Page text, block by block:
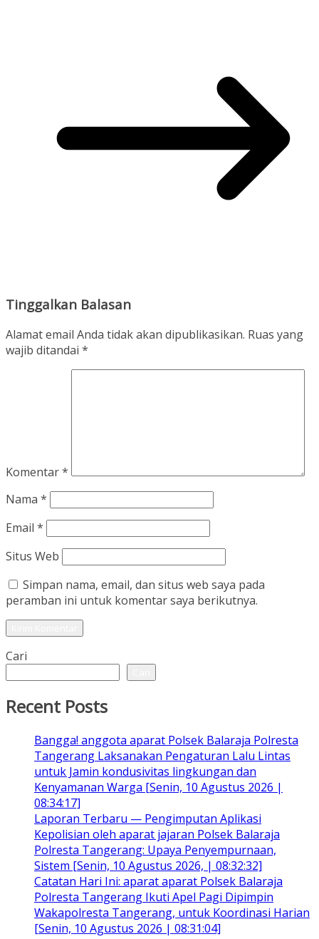
Tinggalkan Balasan
Alamat email Anda tidak akan dipublikasikan. Ruas yang
wajib ditandai *
Komentar*
Nama *
Email *
Situs Web
Simpan nama, email, dan situs web saya pada
peramban ini untuk komentar saya berikutnya.
Cari
Recent Posts
Bangga! anggota aparat Polsek Balaraja Polresta
Tangerang Laksanakan Pengaturan Lalu Lintas
untuk Jamin kondusivitas lingkungan dan
Kenyamanan Warga [Senin, 10 Agustus 2026 |
08:34:17]
Laporan Terbaru — Pengimputan Aplikasi
Kepolisian oleh aparat jajaran Polsek Balaraja
Polresta Tangerang: Upaya Penyempurnaan,
Sistem [Senin, 10 Agustus 2026, | 08:32:32]
Catatan Hari Ini: aparat aparat Polsek Balaraja
Polresta Tangerang Ikuti Apel Pagi Dipimpin
Wakapolresta Tangerang, untuk Koordinasi Harian
[Senin, 10 Agustus 2026 | 08:31:04]